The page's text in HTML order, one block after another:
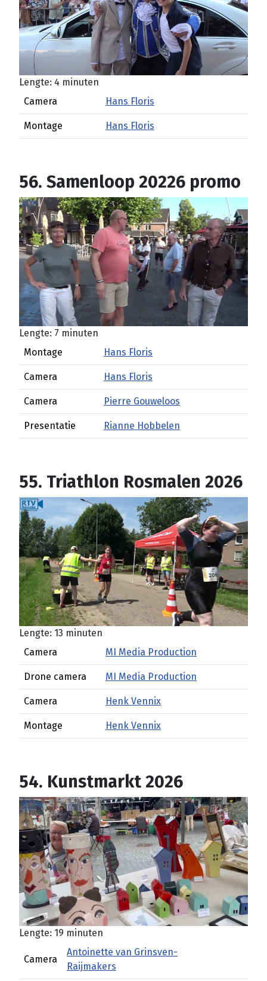
Lengte: 4 minuten
Camera
Hans Floris
Montage Hans Floris
56. Samenloop 20226 promo
Lengte: 7 minuten
Montage
Hans Floris
Camera Hans Floris
Camera Pierre Gouweloos
Presentatie Rianne Hobbelen
55. Triathlon Rosmalen 2026
Lengte: 13 minuten
Camera
MI Media Production
Drone camera MI Media Production
Camera Henk Vennix
Montage Henk Vennix
54. Kunstmarkt 2026
Lengte: 19 minuten
Camera
Antoinette van Grinsven-
Raijmakers